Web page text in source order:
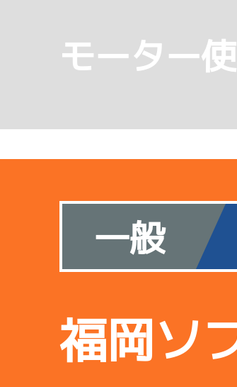
モーター
一般
福岡ソ